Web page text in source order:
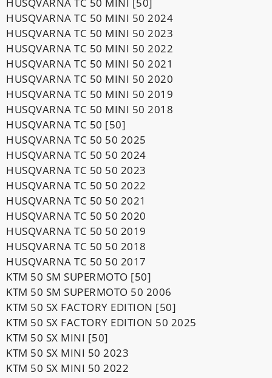
HUSQVARNA TC 50 MINI 50 2024
HUSQVARNA TC 50 MINI 50 2023
HUSQVARNA TC 50 MINI 50 2022
HUSQVARNA TC 50 MINI 50 2021
HUSQVARNA TC 50 MINI 50 2020
HUSQVARNA TC 50 MINI 50 2019
HUSQVARNA TC 50 MINI 50 2018
HUSQVARNA TC 50 [50]
HUSQVARNA TC 50 50 2025
HUSQVARNA TC 50 50 2024
HUSQVARNA TC 50 50 2023
HUSQVARNA TC 50 50 2022
HUSQVARNA TC 50 50 2021
HUSQVARNA TC 50 50 2020
HUSQVARNA TC 50 50 2019
HUSQVARNA TC 50 50 2018
HUSQVARNA TC 50 50 2017
KTM 50 SM SUPERMOTO [50]
KTM 50 SM SUPERMOTO 50 2006
KTM 50 SX FACTORY EDITION [50]
KTM 50 SX FACTORY EDITION 50 2025
KTM 50 SX MINI [50]
KTM 50 SX MINI 50 2023
KTM 50 SX MINI 50 2022